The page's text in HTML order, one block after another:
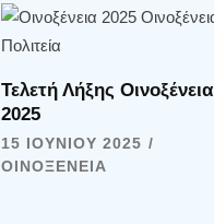
Τελετή Λήξης Οινοξένεια
2025
15 ΙΟΥΝΊΟΥ 2025
ΟΙΝΟΞΈΝΕΙΑ